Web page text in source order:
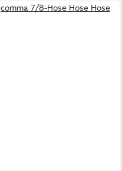
comma 7/8-Hose Hose Hose